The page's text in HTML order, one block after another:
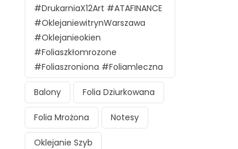
#DrukarniaX12Art #ATAFINANCE
#oklejaniewitrynWarszawa
#oklejanieokien
#foliaszkłomrozone
#foliaszroniona #foliamleczna
Balony Folia Dziurkowana
Folia Mrożona Notesy
Oklejanie Szyb